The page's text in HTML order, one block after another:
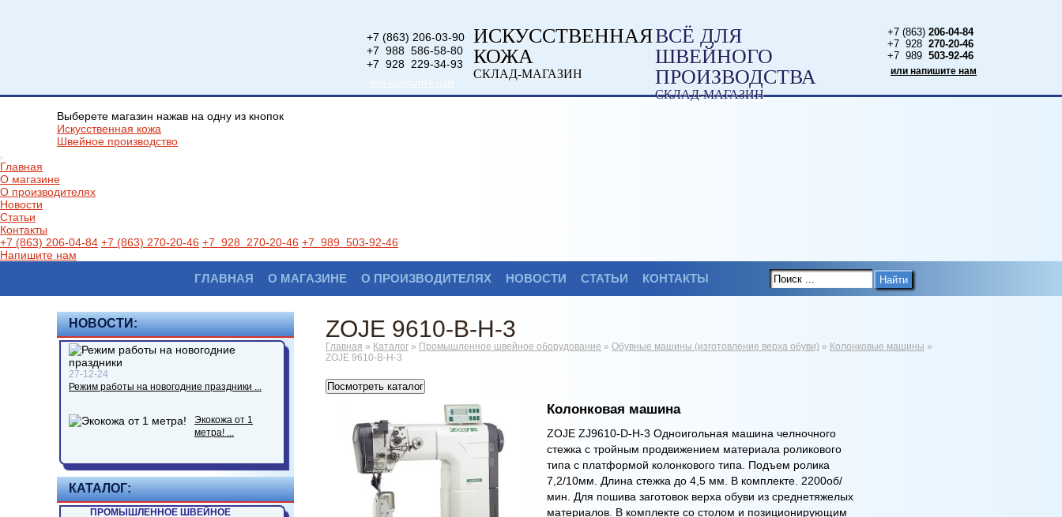
+7 (863) 206-03-90
+7 988 586-58-80
+7 928 229-34-93
или напишите нам
ИСКУССТВЕННАЯ
КОЖА
СКЛАД-МАГАЗИН
ВСЁ ДЛЯ
ШВЕЙНОГО
ПРОИЗВОДСТВА
СКЛАД-МАГАЗИН
+7 (863) 206-04-84
+7 928 270-20-46
+7 989 503-92-46
или напишите нам
Выберете магазин нажав на одну из кнопок
Искусственная кожа
Швейное производство
Главная
О магазине
О производителях
Новости
Статьи
Контакты
+7 (863) 206-04-84 +7 (863) 270-20-46 +7 928 270-20-46 +7 989 503-92-46
Напишите нам
ГЛАВНАЯ О МАГАЗИНЕ О ПРОИЗВОДИТЕЛЯХ НОВОСТИ СТАТЬИ КОНТАКТЫ Найти
НОВОСТИ:
27-12-24
Режим работы на новогодние праздники ...
Экокожа от 1
метра! ...
КАТАЛОГ:
ПРОМЫШЛЕННОЕ ШВЕЙНОЕ
ZOJE 9610-B-H-3
Главная » Каталог » Промышленное швейное оборудование » Обувные машины (изготовление верха обуви) » Колонковые машины »
ZOJE 9610-B-H-3
Посмотреть каталог
Колонковая машина
ZOJE ZJ9610-D-Н-3 Одноигольная машина челночного
стежка с тройным продвижением материала роликового
типа с платформой колонкового типа. Подъем ролика
7,2/10мм. Длина стежка до 4,5 мм. В комплекте. 2200об/
мин. Для пошива заготовок верха обуви из среднетяжелых
материалов. В комплекте со столом и позиционирующим